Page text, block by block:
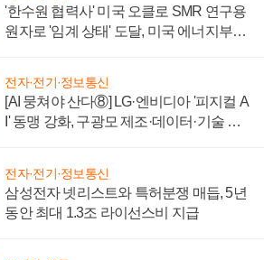
'한수원 협력사' 미국 오클로 SMR 연구용
원자로 '임계 상태' 도달, 미국 에너지부
전자·전기·정보통신
[AI 뭉쳐야 산다⑧] LG·엔비디아 '피지컬 A
I' 동맹 강화, 구광모 제조·데이터·기술 결
전자·전기·정보통신
삼성전자 넷리스트와 특허분쟁 매듭, 5년
동안 최대 1.3조 라이선스비 지급